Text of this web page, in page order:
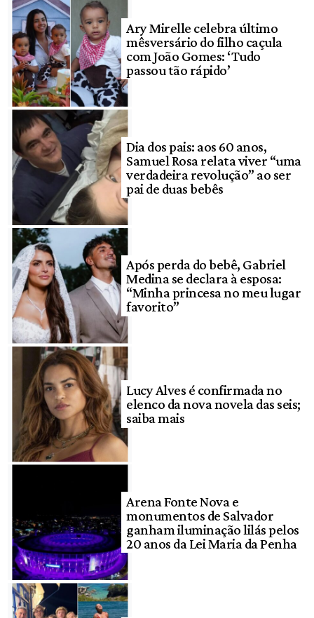
Ary Mirelle celebra último
mêsversário do filho caçula
com João Gomes: ‘Tudo
passou tão rápido’
Dia dos pais: aos 60 anos,
Samuel Rosa relata viver “uma
verdadeira revolução” ao ser
pai de duas bebês
Após perda do bebê, Gabriel
Medina se declara à esposa:
“Minha princesa no meu lugar
favorito”
Lucy Alves é confirmada no
elenco da nova novela das seis;
saiba mais
Arena Fonte Nova e
monumentos de Salvador
ganham iluminação lilás pelos
20 anos da Lei Maria da Penha